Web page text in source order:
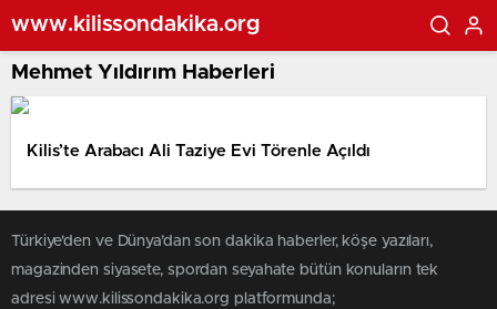
www.kilissondakika.org
Mehmet Yıldırım Haberleri
Kilis’te Arabacı Ali Taziye Evi Törenle Açıldı
Türkiye'den ve Dünya’dan son dakika haberler, köşe yazıları,
magazinden siyasete, spordan seyahate bütün konuların tek
adresi www.kilissondakika.org platformunda;